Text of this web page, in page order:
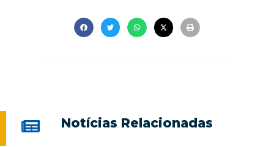
Notícias Relacionadas